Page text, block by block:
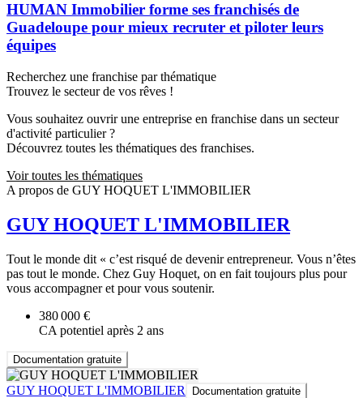
HUMAN Immobilier forme ses franchisés de
Guadeloupe pour mieux recruter et piloter leurs
équipes
Recherchez une franchise par thématique
Trouvez le secteur de vos rêves !
Vous souhaitez ouvrir une entreprise en franchise dans un secteur
d'activité particulier ?
Découvrez toutes les thématiques des franchises.
Voir toutes les thématiques
A propos de GUY HOQUET L'IMMOBILIER
GUY HOQUET L'IMMOBILIER
Tout le monde dit « c’est risqué de devenir entrepreneur. Vous n’êtes
pas tout le monde. Chez Guy Hoquet, on en fait toujours plus pour
vous accompagner et pour vous soutenir.
380 000 €
CA potentiel après 2 ans
Documentation gratuite
GUY HOQUET L'IMMOBILIER Documentation gratuite